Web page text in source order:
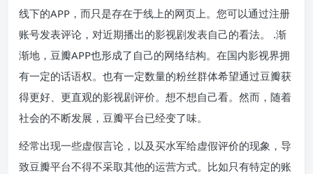
线下的APP，而只是存在于线上的网页上。您可以通过注册
账号发表评论，对近期播出的影视剧发表自己的看法。 .渐
渐地，豆瓣APP也形成了自己的网络结构。在国内影视界拥
有一定的话语权。也有一定数量的粉丝群体希望通过豆瓣获
得更好、更直观的影视剧评价。想不想自己看。然而，随着
社会的不断发展，豆瓣平台已经变了味。
经常出现一些虚假言论，以及买水军给虚假评价的现象，导
致豆瓣平台不得不采取其他的运营方式。比如只有特定的账